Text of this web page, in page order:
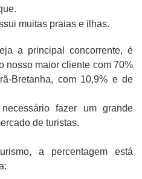
muitas praias e ilhas.
a principal concorrente, é
nosso maior cliente com 70%
Bretanha, com 10,9% e de
fazer um grande
de turistas.
a percentagem está